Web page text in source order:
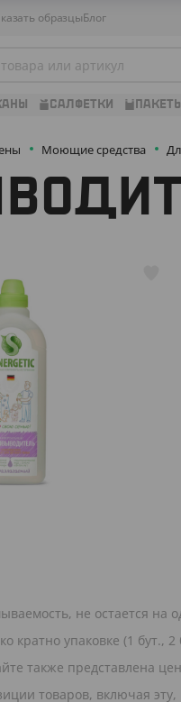
образцыБлог
САЛФЕТКИ ПАКЕТЫ
Моющие средства
не остается
кратно упаковке (1
также представлена
товаров, включая